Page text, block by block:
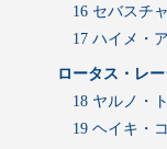
16 セバスチ
17 ハイメ・
ロータス・レ
18 ヤルノ・
19 ヘイキ・